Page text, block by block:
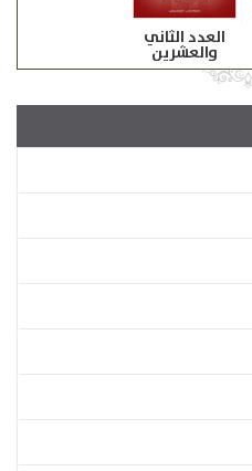
العدد الثاني
والعشرين